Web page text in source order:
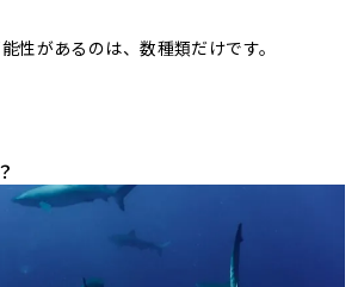
性があるのは、数種類だけです。